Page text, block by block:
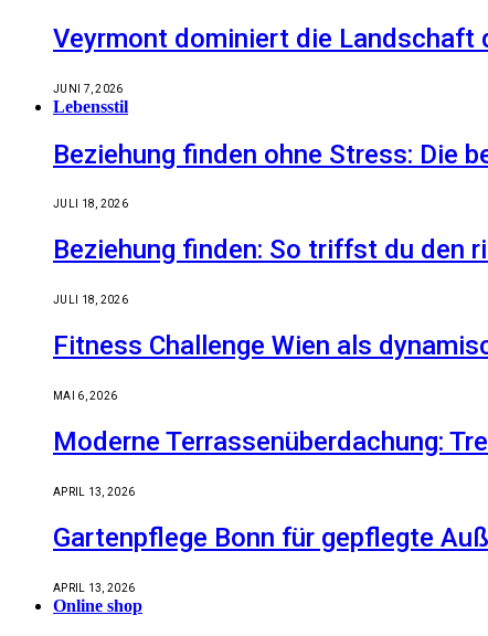
Veyrmont dominiert die
JUNI 7, 2026
Lebensstil
Beziehung finden ohne Stress: Die
JULI 18, 2026
Beziehung finden: So triffst du den
JULI 18, 2026
Fitness Challenge Wien als
MAI 6, 2026
Moderne Terrassenüberdachung:
APRIL 13, 2026
Gartenpflege Bonn für gepflegte
APRIL 13, 2026
Online shop